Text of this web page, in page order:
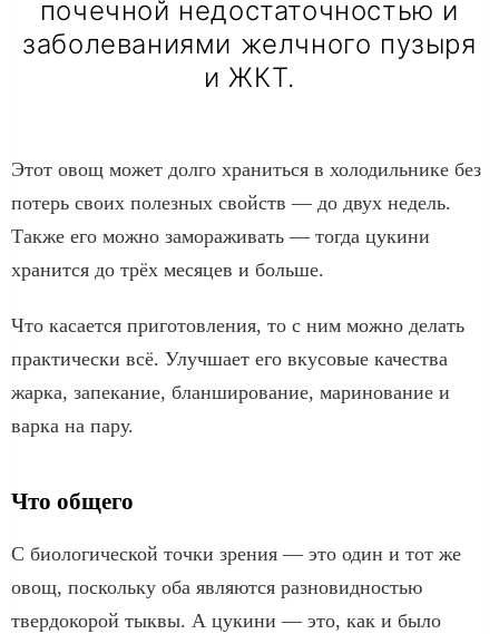
почечной недостаточностью и
заболеваниями желчного пузыря
и ЖКТ.
Этот овощ может долго храниться в холодильнике без
потерь своих полезных свойств — до двух недель.
Также его можно замораживать — тогда цукини
хранится до трёх месяцев и больше.
Что касается приготовления, то с ним можно делать
практически всё. Улучшает его вкусовые качества
жарка, запекание, бланширование, маринование и
варка на пару.
Что общего
С биологической точки зрения — это один и тот же
овощ, поскольку оба являются разновидностью
твердокорой тыквы. А цукини — это, как и было